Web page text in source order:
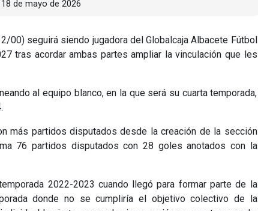
18 de mayo de 2026
00) seguirá siendo jugadora del Globalcaja Albacete Fútbol
tras acordar ambas partes ampliar la vinculación que les
al equipo blanco, en la que será su cuarta temporada,
más partidos disputados desde la creación de la sección
76 partidos disputados con 28 goles anotados con la
2022-2023 cuando llegó para formar parte de la
donde no se cumpliría el objetivo colectivo de la